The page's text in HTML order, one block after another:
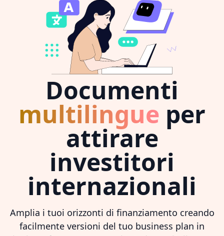
Documenti
multilingue per
attirare
investitori
internazionali
Amplia i tuoi orizzonti di finanziamento creando
facilmente versioni del tuo business plan in